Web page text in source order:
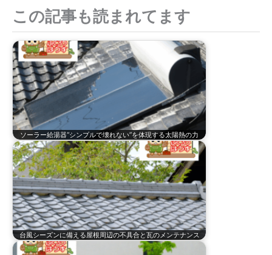
象
この記事も読まれてます
ソーラー給湯器“シンプルで壊れない”を体現する太陽熱の力
台風シーズンに備える屋根周辺の不具合と瓦のメンテナンス